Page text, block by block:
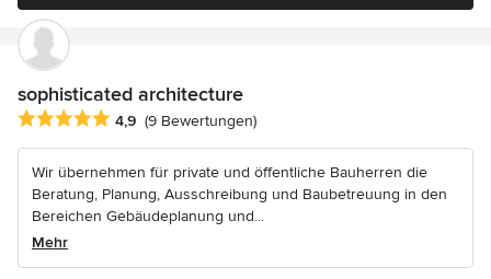
sophisticated architecture
Durchschnittliche Bewertung: 4.9 von 5 Sternen
4,9 (9 Bewertungen)
Wir übernehmen für private und öffentliche Bauherren die
Beratung, Planung, Ausschreibung und Baubetreuung in den
Bereichen Gebäudeplanung und...
Mehr